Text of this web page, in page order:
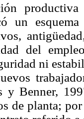
un
del
ni
y Benner,
de planta;